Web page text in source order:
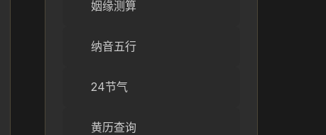
姻缘测算
纳音五行
24节气
黄历查询